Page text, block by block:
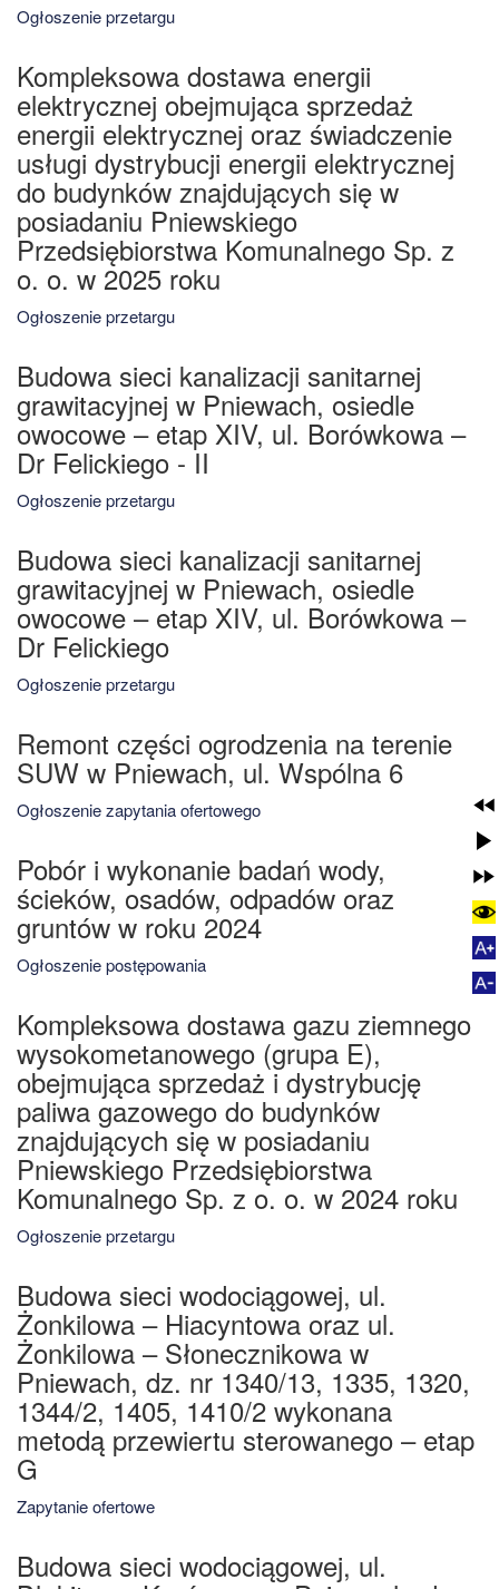
Ogłoszenie przetargu
Kompleksowa dostawa energii
elektrycznej obejmująca sprzedaż
energii elektrycznej oraz świadczenie
usługi dystrybucji energii elektrycznej
do budynków znajdujących się w
posiadaniu Pniewskiego
Przedsiębiorstwa Komunalnego Sp. z
o. o. w 2025 roku
Ogłoszenie przetargu
Budowa sieci kanalizacji sanitarnej
grawitacyjnej w Pniewach, osiedle
owocowe – etap XIV, ul. Borówkowa –
Dr Felickiego - II
Ogłoszenie przetargu
Budowa sieci kanalizacji sanitarnej
grawitacyjnej w Pniewach, osiedle
owocowe – etap XIV, ul. Borówkowa –
Dr Felickiego
Ogłoszenie przetargu
Remont części ogrodzenia na terenie
SUW w Pniewach, ul. Wspólna 6
Ogłoszenie zapytania ofertowego
Pobór i wykonanie badań wody,
ścieków, osadów, odpadów oraz
gruntów w roku 2024
Ogłoszenie postępowania
Kompleksowa dostawa gazu ziemnego
wysokometanowego (grupa E),
obejmująca sprzedaż i dystrybucję
paliwa gazowego do budynków
znajdujących się w posiadaniu
Pniewskiego Przedsiębiorstwa
Komunalnego Sp. z o. o. w 2024 roku
Ogłoszenie przetargu
Budowa sieci wodociągowej, ul.
Żonkilowa – Hiacyntowa oraz ul.
Żonkilowa – Słonecznikowa w
Pniewach, dz. nr 1340/13, 1335, 1320,
1344/2, 1405, 1410/2 wykonana
metodą przewiertu sterowanego – etap
G
Zapytanie ofertowe
Budowa sieci wodociągowej, ul.